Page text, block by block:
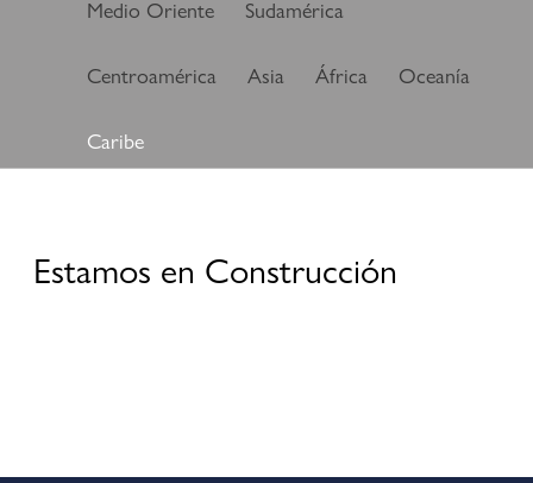
Medio Oriente Sudamérica
Centroamérica Asia África Oceanía
Caribe
Estamos en Construcción